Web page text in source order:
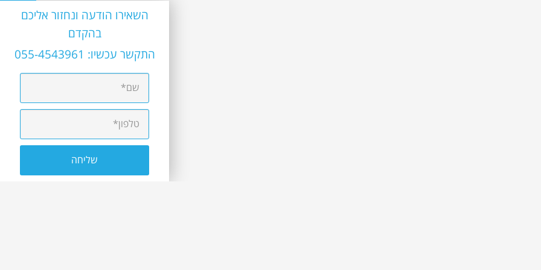
השאירו הודעה ונחזור אליכם
בהקדם
התקשר עכשיו: